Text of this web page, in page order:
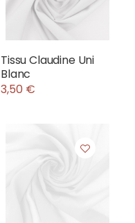
Tissu Claudine Uni
Blanc
3,50 €